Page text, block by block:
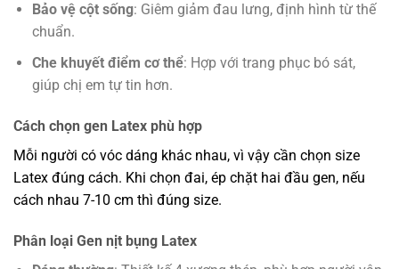
Bảo vệ cột sống: Giêm giảm đau lưng, định hình từ thế
chuẩn.
Che khuyết điểm cơ thể: Hợp với trang phục bó sát,
giúp chị em tự tin hơn.
Cách chọn gen Latex phù hợp
Mỗi người có vóc dáng khác nhau, vì vậy cần chọn size
Latex đúng cách. Khi chọn đai, ép chặt hai đầu gen, nếu
cách nhau 7-10 cm thì đúng size.
Phân loại Gen nịt bụng Latex